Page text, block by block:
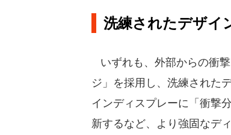
洗練されたデザイ
いずれも、外部からの衝
ジ」を採用し、洗練された
インディスプレーに「衝撃
新するなど、より強固なデ